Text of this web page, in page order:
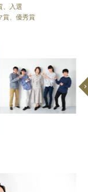
、入選
賞、優秀賞